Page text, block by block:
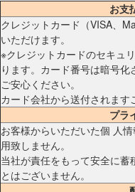
お支
クレジットカード（VISA、
いただけます。
※クレジットカードのセキュ
ります。カード番号は暗号
ご安心ください。
カード会社から送付されます
プラ
お客様からいただいた個 人
用致しません。
当社が責任をもって安全に蓄
とはございません。